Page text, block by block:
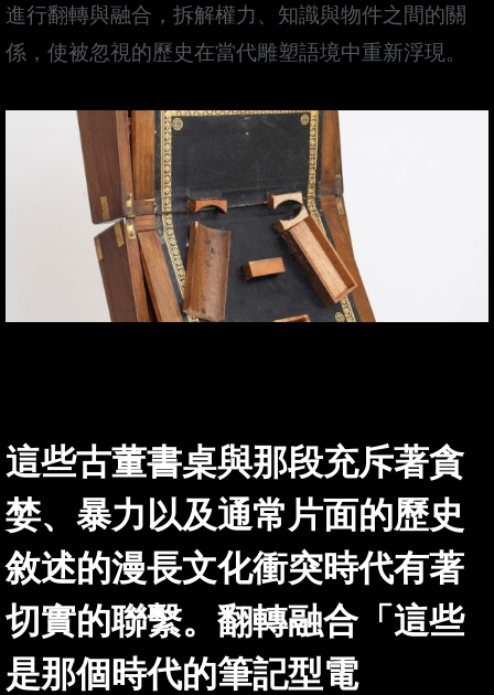
進行翻轉與融合，拆解權力、知識與物件之間的關
係，使被忽視的歷史在當代雕塑語境中重新浮現。
這些古董書桌與那段充斥著貪
婪、暴力以及通常片面的歷史
敘述的漫長文化衝突時代有著
切實的聯繫。翻轉融合「這些
是那個時代的筆記型電